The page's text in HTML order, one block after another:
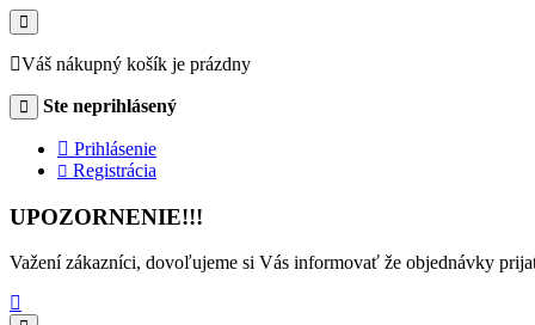
Váš nákupný košík je prázdny
Ste neprihlásený
Prihlásenie
Registrácia
UPOZORNENIE!!!
Važení zákazníci, dovoľujeme si Vás informovať že objednávky